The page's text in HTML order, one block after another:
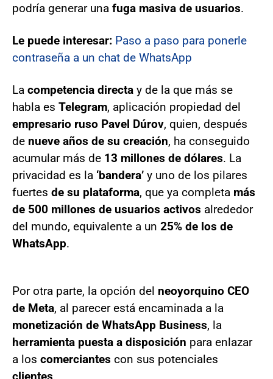
podría generar una fuga masiva de usuarios.
Le puede interesar: Paso a paso para ponerle
contraseña a un chat de WhatsApp
La competencia directa y de la que más se
habla es Telegram, aplicación propiedad del
empresario ruso Pavel Dúrov, quien, después
de nueve años de su creación, ha conseguido
acumular más de 13 millones de dólares. La
privacidad es la ‘bandera’ y uno de los pilares
fuertes de su plataforma, que ya completa más
de 500 millones de usuarios activos alrededor
del mundo, equivalente a un 25% de los de
WhatsApp.
Por otra parte, la opción del neoyorquino CEO
de Meta, al parecer está encaminada a la
monetización de WhatsApp Business, la
herramienta puesta a disposición para enlazar
a los comerciantes con sus potenciales
clientes.